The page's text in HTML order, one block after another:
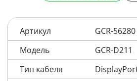
Артикул
GCR-56280
Модель
GCR-D211
Тип кабеля